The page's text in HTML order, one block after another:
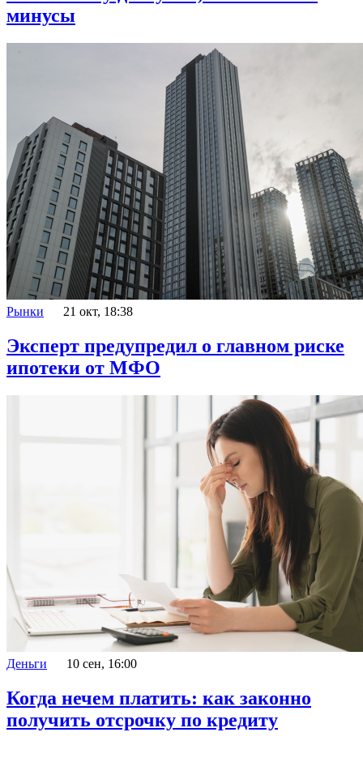
минусы
Рынки 21 окт, 18:38
Эксперт предупредил о главном риске
ипотеки от МФО
Деньги 10 сен, 16:00
Когда нечем платить: как законно
получить отсрочку по кредиту